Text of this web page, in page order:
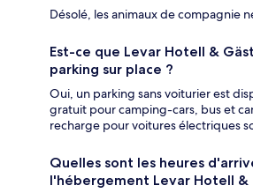
Désolé, les animaux de compagnie
Est-ce que Levar Hotell &
parking sur place ?
Oui, un parking sans voiturier est
gratuit pour camping-cars, bus et
recharge pour voitures électriques
Quelles sont les heures
l'hébergement Levar Hotell &